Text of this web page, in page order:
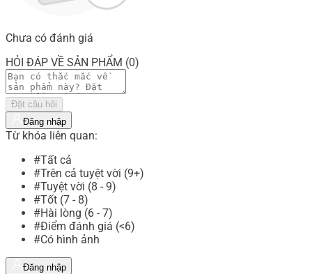
Chưa có đánh giá
HỎI ĐÁP VỀ SẢN PHẨM (0)
Đặt câu hỏi
Đăng nhập
Từ khóa liên quan:
#Tất cả
#Trên cả tuyệt vời (9+)
#Tuyệt vời (8 - 9)
#Tốt (7 - 8)
#Hài lòng (6 - 7)
#Điểm đánh giá (<6)
#Có hình ảnh
Đăng nhập